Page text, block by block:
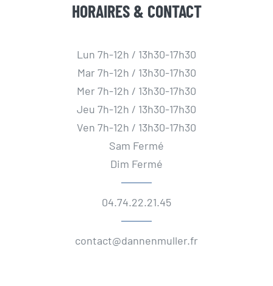
HORAIRES & CONTACT
Lun 7h-12h / 13h30-17h30
Mar 7h-12h / 13h30-17h30
Mer 7h-12h / 13h30-17h30
Jeu 7h-12h / 13h30-17h30
Ven 7h-12h / 13h30-17h30
Sam Fermé
Dim Fermé
04.74.22.21.45
contact@dannenmuller.fr